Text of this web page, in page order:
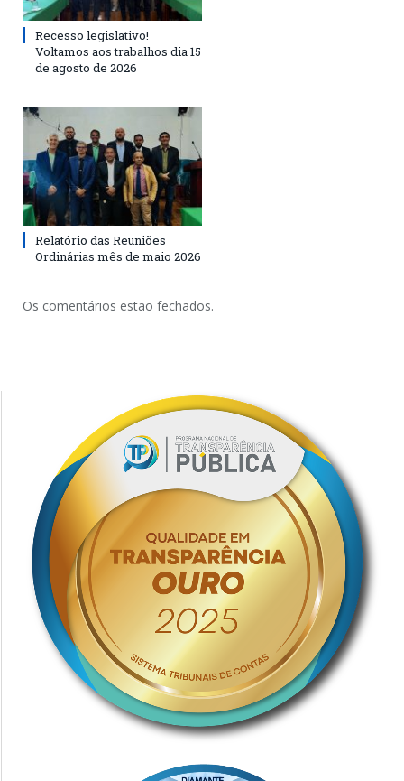
Recesso legislativo!
Voltamos aos trabalhos dia 15
de agosto de 2026
Relatório das Reuniões
Ordinárias mês de maio 2026
Os comentários estão fechados.